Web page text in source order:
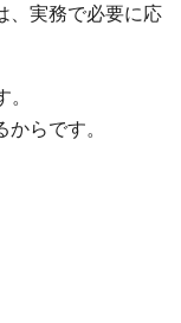
、実務で必要に応
らです。